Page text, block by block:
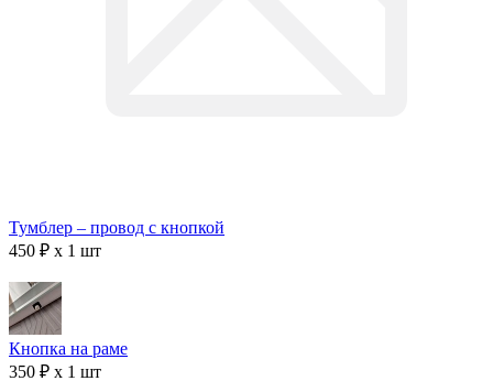
Тумблер – провод с кнопкой
450 ₽ x 1 шт
Кнопка на раме
350 ₽ x 1 шт